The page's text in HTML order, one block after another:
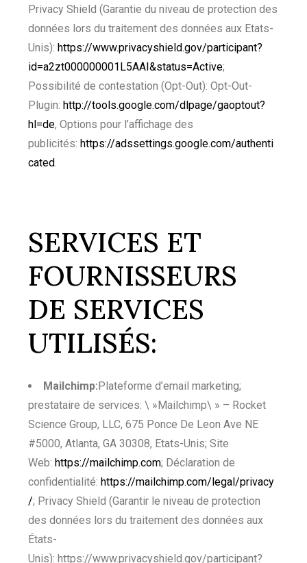
Privacy Shield (Garantie du niveau de protection des
données lors du traitement des données aux Etats-
Unis):https://www.privacyshield.gov/participant?
id=a2zt000000001L5AAI&status=Active;
Possibilité de contestation (Opt-Out): Opt-Out-
Plugin:http://tools.google.com/dlpage/gaoptout?
hl=de, Options pour l’affichage des
publicités:https://adssettings.google.com/authenti
cated.
SERVICES ET
FOURNISSEURS
DE SERVICES
UTILISÉS:
Mailchimp:Plateforme d’email marketing;
prestataire de services: \ »Mailchimp\ » – Rocket
Science Group, LLC, 675 Ponce De Leon Ave NE
#5000, Atlanta, GA 30308, Etats-Unis; Site
Web:https://mailchimp.com; Déclaration de
confidentialité:https://mailchimp.com/legal/privacy
/; Privacy Shield (Garantir le niveau de protection
des données lors du traitement des données aux
États-
Unis):https://www.privacyshield.gov/participant?